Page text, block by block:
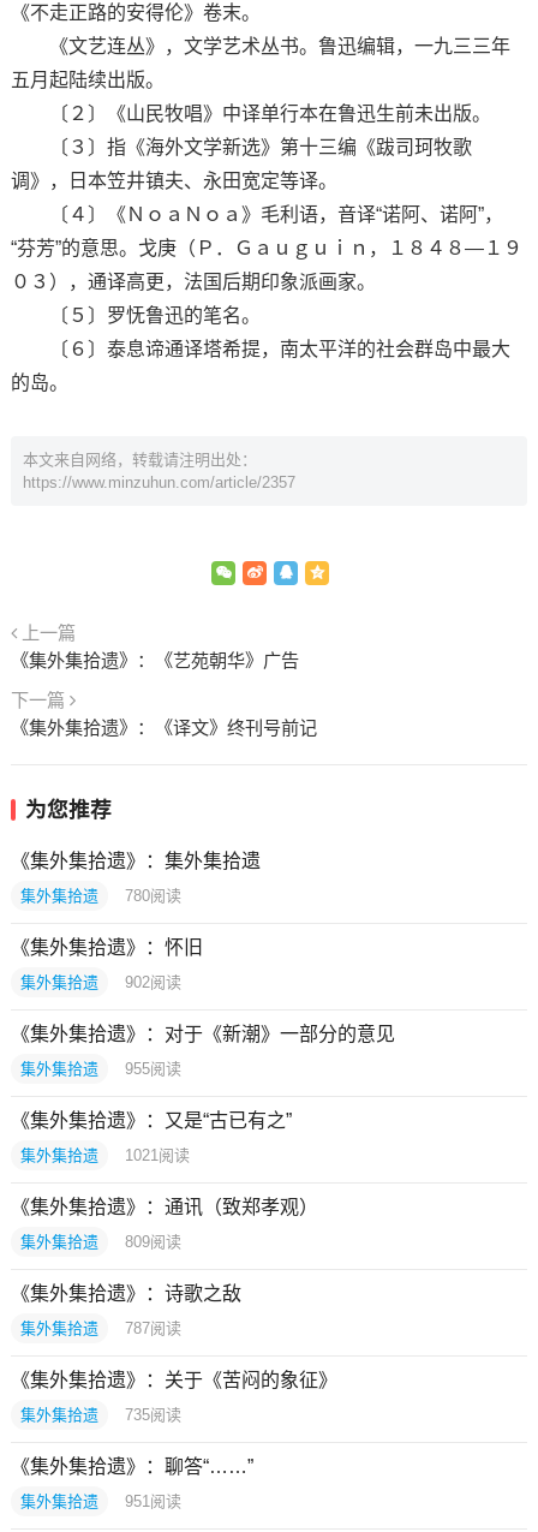
《不走正路的安得伦》卷末。
《文艺连丛》，文学艺术丛书。鲁迅编辑，一九三三年
五月起陆续出版。
〔２〕《山民牧唱》中译单行本在鲁迅生前未出版。
〔３〕指《海外文学新选》第十三编《跋司珂牧歌
调》，日本笠井镇夫、永田宽定等译。
〔４〕《ＮｏａＮｏａ》毛利语，音译“诺阿、诺阿”，
“芬芳”的意思。戈庚（Ｐ．Ｇａｕｇｕｉｎ，１８４８—１９
０３），通译高更，法国后期印象派画家。
〔５〕罗怃鲁迅的笔名。
〔６〕泰息谛通译塔希提，南太平洋的社会群岛中最大
的岛。
本文来自网络，转载请注明出处：
https://www.minzuhun.com/article/2357
上一篇
《集外集拾遗》：《艺苑朝华》广告
下一篇
《集外集拾遗》：《译文》终刊号前记
为您推荐
《集外集拾遗》：集外集拾遗
集外集拾遗 780阅读
《集外集拾遗》：怀旧
集外集拾遗 902阅读
《集外集拾遗》：对于《新潮》一部分的意见
集外集拾遗 955阅读
《集外集拾遗》：又是“古已有之”
集外集拾遗 1021 阅读
《集外集拾遗》：通讯（致郑孝观）
集外集拾遗 809阅读
《集外集拾遗》：诗歌之敌
集外集拾遗 787阅读
《集外集拾遗》：关于《苦闷的象征》
集外集拾遗 735阅读
《集外集拾遗》：聊答“……”
集外集拾遗 951 阅读